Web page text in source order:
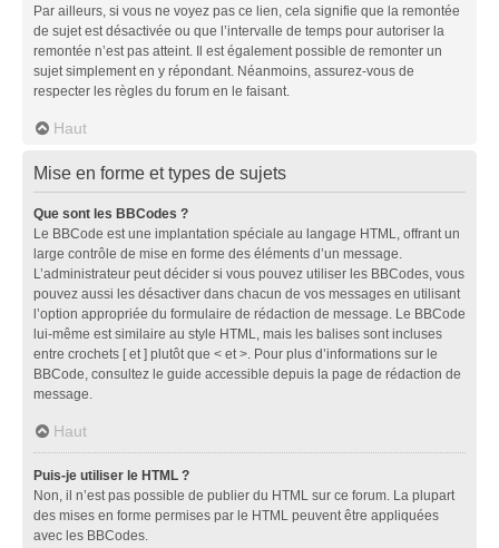
Par ailleurs, si vous ne voyez pas ce lien, cela signifie que la remontée
de sujet est désactivée ou que l’intervalle de temps pour autoriser la
remontée n’est pas atteint. Il est également possible de remonter un
sujet simplement en y répondant. Néanmoins, assurez-vous de
respecter les règles du forum en le faisant.
Haut
Mise en forme et types de sujets
Que sont les BBCodes ?
Le BBCode est une implantation spéciale au langage HTML, offrant un
large contrôle de mise en forme des éléments d’un message.
L’administrateur peut décider si vous pouvez utiliser les BBCodes, vous
pouvez aussi les désactiver dans chacun de vos messages en utilisant
l’option appropriée du formulaire de rédaction de message. Le BBCode
lui-même est similaire au style HTML, mais les balises sont incluses
entre crochets [ et ] plutôt que < et >. Pour plus d’informations sur le
BBCode, consultez le guide accessible depuis la page de rédaction de
message.
Haut
Puis-je utiliser le HTML ?
Non, il n’est pas possible de publier du HTML sur ce forum. La plupart
des mises en forme permises par le HTML peuvent être appliquées
avec les BBCodes.